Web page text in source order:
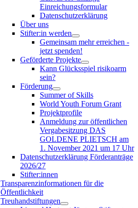
Einreichungsformular
Datenschutzerklärung
Über uns
Stifter:in werden
Gemeinsam mehr erreichen -
jetzt spenden!
Geförderte Projekte
Kann Glücksspiel risikoarm
sein?
Förderung
Summer of Skills
World Youth Forum Grant
Projektprofile
Anmeldung zur öffentlichen
Vergabesitzung DAS
GOLDENE PLIETSCH am
1. November 2021 um 17 Uhr
Datenschutzerklärung Förderanträge
2026/27
Stifter:innen
Transparenzinformationen für die
Öffentlichkeit
Treuhandstiftungen